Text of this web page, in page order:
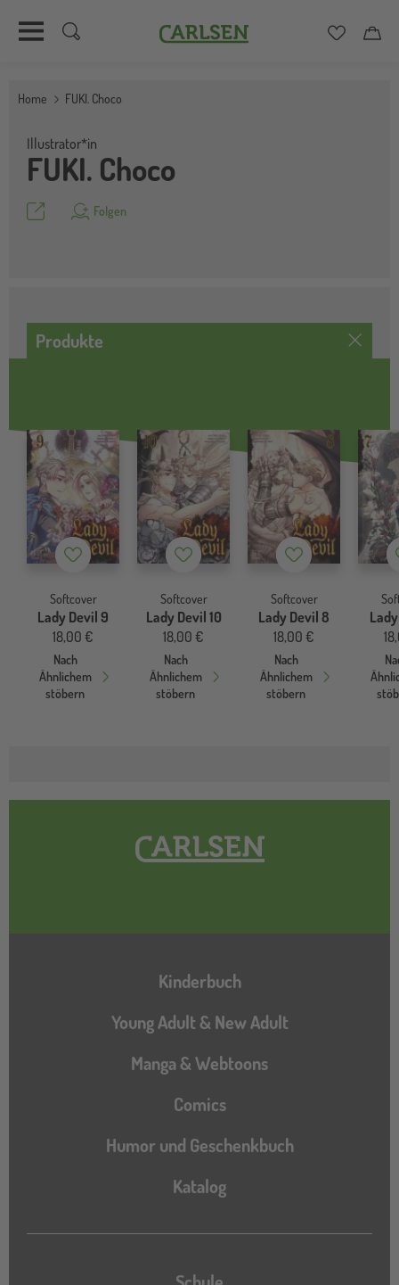
zum
Carlsen
Home FUKI. Choco
FUKI. Choco
Illustrator*in
Teilen Folgen
Produkte
Merkzettel
Softcover
Lady Devil 9
18,00 €
Nach
Ähnlichem
stöbern
Merkzettel
Softcover
Lady Devil 10
18,00 €
Nach
Ähnlichem
stöbern
Merkzettel
Softcover
Lady Devil 8
18,00 €
Nach
Ähnlichem
stöbern
Hauptnavigation
Kinderbuch
Young Adult & New Adult
Manga & Webtoons
Comics
Humor und Geschenkbuch
Katalog
Katalog